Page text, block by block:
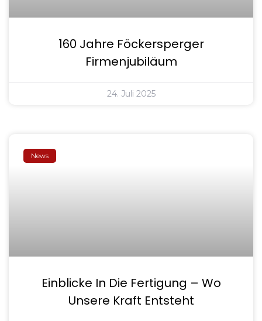
160 Jahre Föckersperger
Firmenjubiläum
24. Juli 2025
News
Einblicke In Die Fertigung – Wo
Unsere Kraft Entsteht